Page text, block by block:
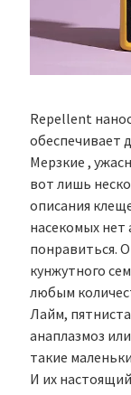
Repellent
обеспечивает
Мерзкие ,
вот лишь
описания
насекомых нет
понравиться.
кунжутного
любым
Лайм,
анаплазмоз
такие
И их